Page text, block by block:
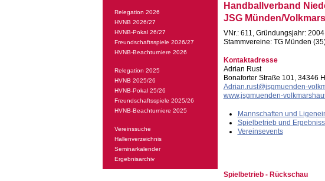
Relegation 2026
HVNB 2026/27
HVNB-Pokal 26/27
Freundschaftsspiele 2026/27
HVNB-Beachturniere 2026
Relegation 2025
HVNB 2025/26
HVNB-Pokal 25/26
Freundschaftsspiele 2025/26
HVNB-Beachturniere 2025
Vereinssuche
Hallenverzeichnis
Seminarkalender
Ergebnisarchiv
Handballverband
JSG Münden/
VNr.: 611, Gründungsjahr: 2004
Stammvereine: TG Münden
Kontaktadresse
Adrian Rust
Bonaforter Straße 101, 34346
Adrian.rust@jsgmuenden-
www.jsgmuenden-
Mannschaften und
Spielbetrieb und
Vereinsevents
Spielbetrieb - Rückschau